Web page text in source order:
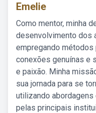
Emelie
Como mentor, minha
desenvolvimento dos
empregando
conexões genuínas e
e paixão. Minha
sua jornada para se
utilizando
pelas principais